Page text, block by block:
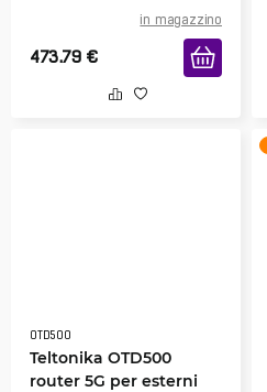
in magazzino
473.79 €
OTD500
Teltonika OTD500
router 5G per esterni